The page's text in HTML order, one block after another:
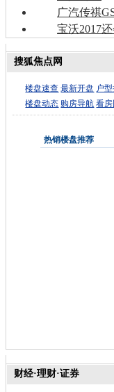
广汽传祺
宝沃2017
搜狐焦点网
楼盘速查 最新开盘 户
楼盘动态 购房导航 看
热销楼盘推荐
财经·理财·证券